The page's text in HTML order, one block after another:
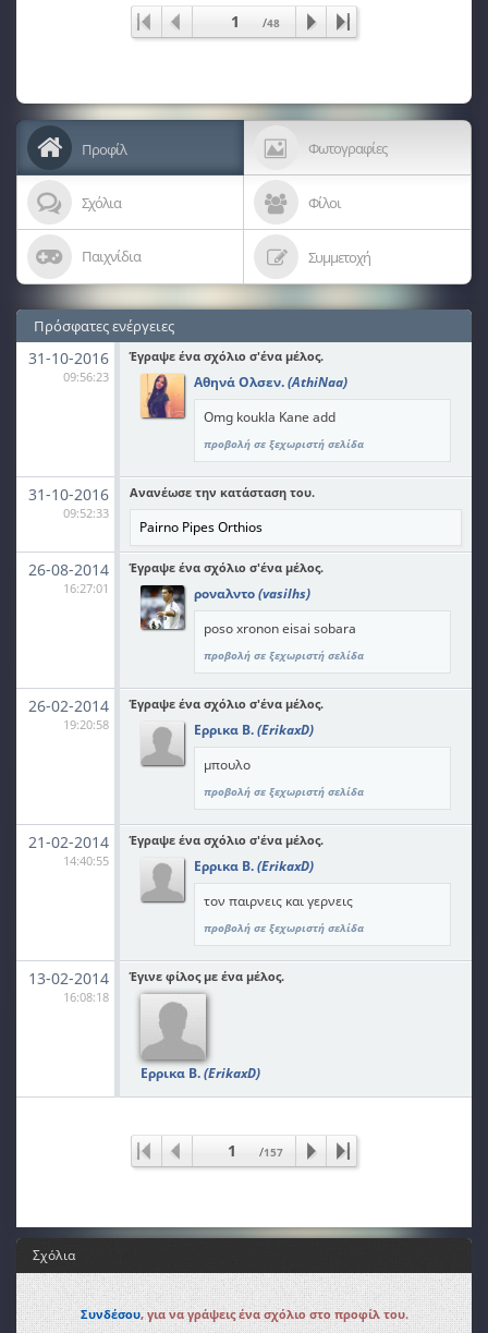
1 /48
Προφίλ Φωτογραφίες
Σχόλια Φίλοι
Παιχνίδια Συμμετοχή
Πρόσφατες ενέργειες
31-10-2016
09:56:23
Έγραψε ένα σχόλιο σ'ένα μέλος.
Αθηνά Ολσεν.(AthiNaa)
Omg koukla Kane add
προβολή σε ξεχωριστή σελίδα
31-10-2016
09:52:33
Ανανέωσε την κατάσταση του.
Pairno Pipes Orthios
26-08-2014
16:27:01
Έγραψε ένα σχόλιο σ'ένα μέλος.
ροναλντο(vasilhs)
poso xronon eisai sobara
προβολή σε ξεχωριστή σελίδα
26-02-2014
19:20:58
Έγραψε ένα σχόλιο σ'ένα μέλος.
Ερρικα Β.(ErikaxD)
μπουλο
προβολή σε ξεχωριστή σελίδα
21-02-2014
14:40:55
Έγραψε ένα σχόλιο σ'ένα μέλος.
Ερρικα Β.(ErikaxD)
τον παιρνεις και γερνεις
προβολή σε ξεχωριστή σελίδα
13-02-2014
16:08:18
Έγινε φίλος με ένα μέλος.
Ερρικα Β.(ErikaxD)
1 /157
Σχόλια
Συνδέσου, για να γράψεις ένα σχόλιο στο προφίλ του.